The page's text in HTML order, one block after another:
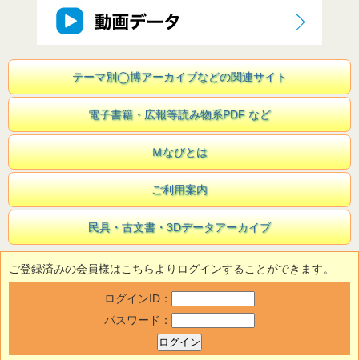
テーマ別◯博アーカイブなどの関連サイト
電子書籍・広報等読み物系PDF など
Ｍなびとは
ご利用案内
民具・古文書・3Dデータアーカイブ
ご登録済みの会員様はこちらよりログインすることができます。
ログインID：
パスワード：